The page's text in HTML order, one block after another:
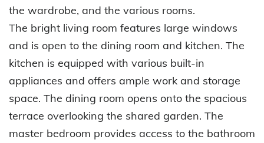
the wardrobe, and the various rooms.
The bright living room features large windows
and is open to the dining room and kitchen. The
kitchen is equipped with various built-in
appliances and offers ample work and storage
space. The dining room opens onto the spacious
terrace overlooking the shared garden. The
master bedroom provides access to the bathroom